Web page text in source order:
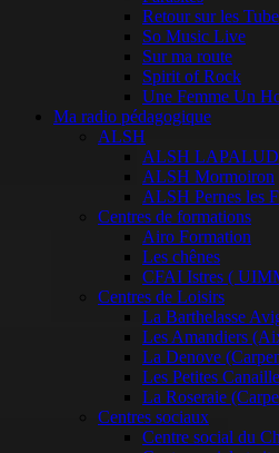
Retour sur les
So Music Live
Sur ma route
Spirit of Rock
Une Femme Un
Ma radio pédagogique
ALSH
ALSH LAPALUD
ALSH Mormoiron
ALSH Pernes les
Centres de formations
Airo Formation
Les chênes
CFAI Istres (
Centres de Loisirs
La Barthelasse
Les Amandiers
La Denove
Les Petites
La Roseraie
Centres sociaux
Centre social du